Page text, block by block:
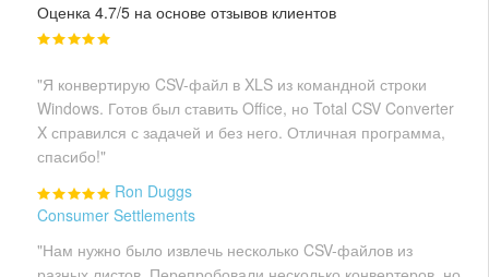
Оценка 4.7/5 на основе отзывов клиентов
"Я конвертирую CSV-файл в XLS из командной строки
Windows. Готов был ставить Office, но Total CSV Converter
X справился с задачей и без него. Отличная программа,
спасибо!"
Ron Duggs
Consumer Settlements
"Нам нужно было извлечь несколько CSV-файлов из